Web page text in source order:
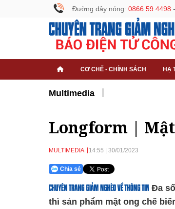
Đường dây nóng: 0866.59.4498
CƠ CHẾ - CHÍNH SÁCH HẠ
Multimedia
Longform |
MULTIMEDIA 14:55 30/01/2023
Chia sẻ
Đa
thì sản phẩm mật ong chế